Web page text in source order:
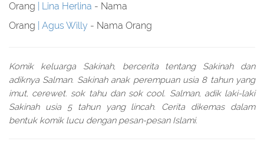
Orang
Lina Herlina - Nama
Orang
Agus Willy - Nama Orang
Komik keluarga Sakinah, bercerita tentang Sakinah dan
adiknya Salman. Sakinah anak perempuan usia 8 tahun yang
imut, cerewet. sok tahu dan sok cool. Salman, adik laki-laki
Sakinah usia 5 tahun yang lincah. Cerita dikemas dalam
bentuk komik lucu dengan pesan-pesan Islami.